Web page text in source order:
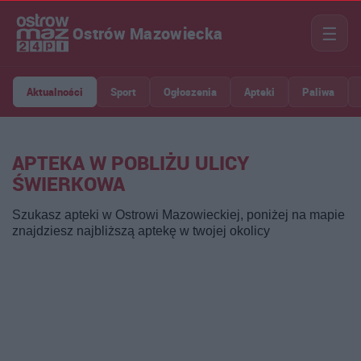
Ostrów Mazowiecka ☰
Aktualności Sport Ogłoszenia Apteki Paliwa
APTEKA W POBLIŻU ULICY
ŚWIERKOWA
Szukasz apteki w Ostrowi Mazowieckiej, poniżej na mapie
znajdziesz najbliższą aptekę w twojej okolicy